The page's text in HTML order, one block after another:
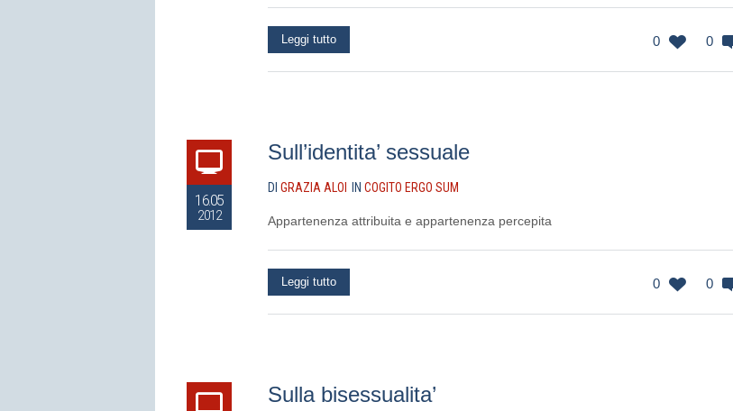
0 0
Leggi tutto
16.05
2012
Sull’identita’ sessuale
DI GRAZIA ALOI IN COGITO ERGO SUM
Appartenenza attribuita e appartenenza percepita
0 0
Leggi tutto
Sulla bisessualita’